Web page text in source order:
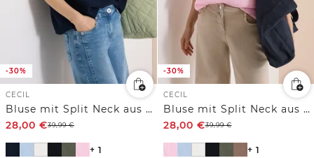
-30%
CECIL
Bluse mit Split Neck aus Musselinstoff
28,00 €39,99€
+ 1
-30%
CECIL
Bluse mit Split Neck aus Musselinstoff
28,00 €39,99€
+ 1